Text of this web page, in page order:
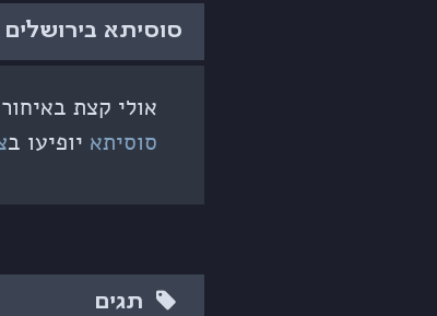
סוסיתא בירושלים
אולי קצת
סוסיתא יופיעו ב
תגים